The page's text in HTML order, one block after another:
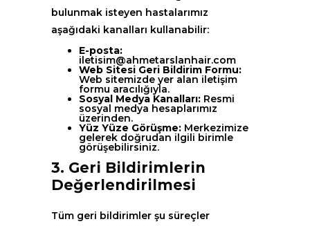
bulunmak isteyen hastalarımız
aşağıdaki kanalları kullanabilir:
E-posta:
iletisim@ahmetarslanhair.com
Web Sitesi Geri Bildirim Formu:
Web sitemizde yer alan iletişim
formu aracılığıyla.
Sosyal Medya Kanalları: Resmi
sosyal medya hesaplarımız
üzerinden.
Yüz Yüze Görüşme: Merkezimize
gelerek doğrudan ilgili birimle
görüşebilirsiniz.
3. Geri Bildirimlerin
Değerlendirilmesi
Tüm geri bildirimler şu süreçler